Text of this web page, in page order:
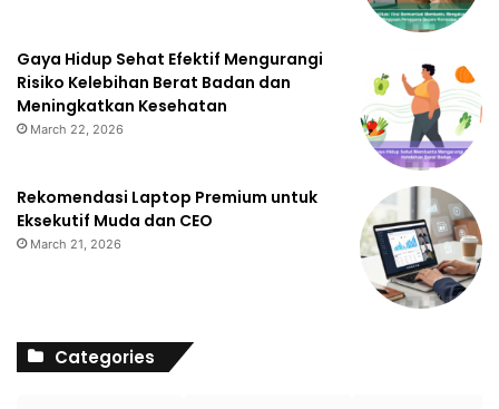
Gaya Hidup Sehat Efektif Mengurangi
Risiko Kelebihan Berat Badan dan
Meningkatkan Kesehatan
March 22, 2026
Rekomendasi Laptop Premium untuk
Eksekutif Muda dan CEO
March 21, 2026
Categories